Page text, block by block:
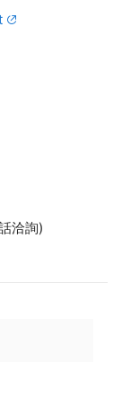
洽詢)